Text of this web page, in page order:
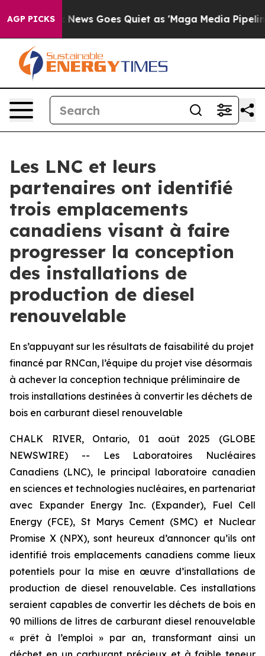
AGP PICKS
News Goes Quiet as 'Maga Media Pipeline'
Les LNC et leurs
partenaires ont identifié
trois emplacements
canadiens visant à faire
progresser la conception
des installations de
production de diesel
renouvelable
En s’appuyant sur les résultats de faisabilité du projet
financé par RNCan, l’équipe du projet vise désormais
à achever la conception technique préliminaire de
trois installations destinées à convertir les déchets de
bois en carburant diesel renouvelable
CHALK RIVER, Ontario, 01 août 2025 (GLOBE
NEWSWIRE) -- Les Laboratoires Nucléaires
Canadiens (LNC), le principal laboratoire canadien
en sciences et technologies nucléaires, en partenariat
avec Expander Energy Inc. (Expander), Fuel Cell
Energy (FCE), St Marys Cement (SMC) et Nuclear
Promise X (NPX), sont heureux d’annoncer qu’ils ont
identifié trois emplacements canadiens comme lieux
potentiels pour la mise en œuvre d’installations de
production de diesel renouvelable. Ces installations
seraient capables de convertir les déchets de bois en
90 millions de litres de carburant diesel renouvelable
« prêt à l’emploi » par an, transformant ainsi un